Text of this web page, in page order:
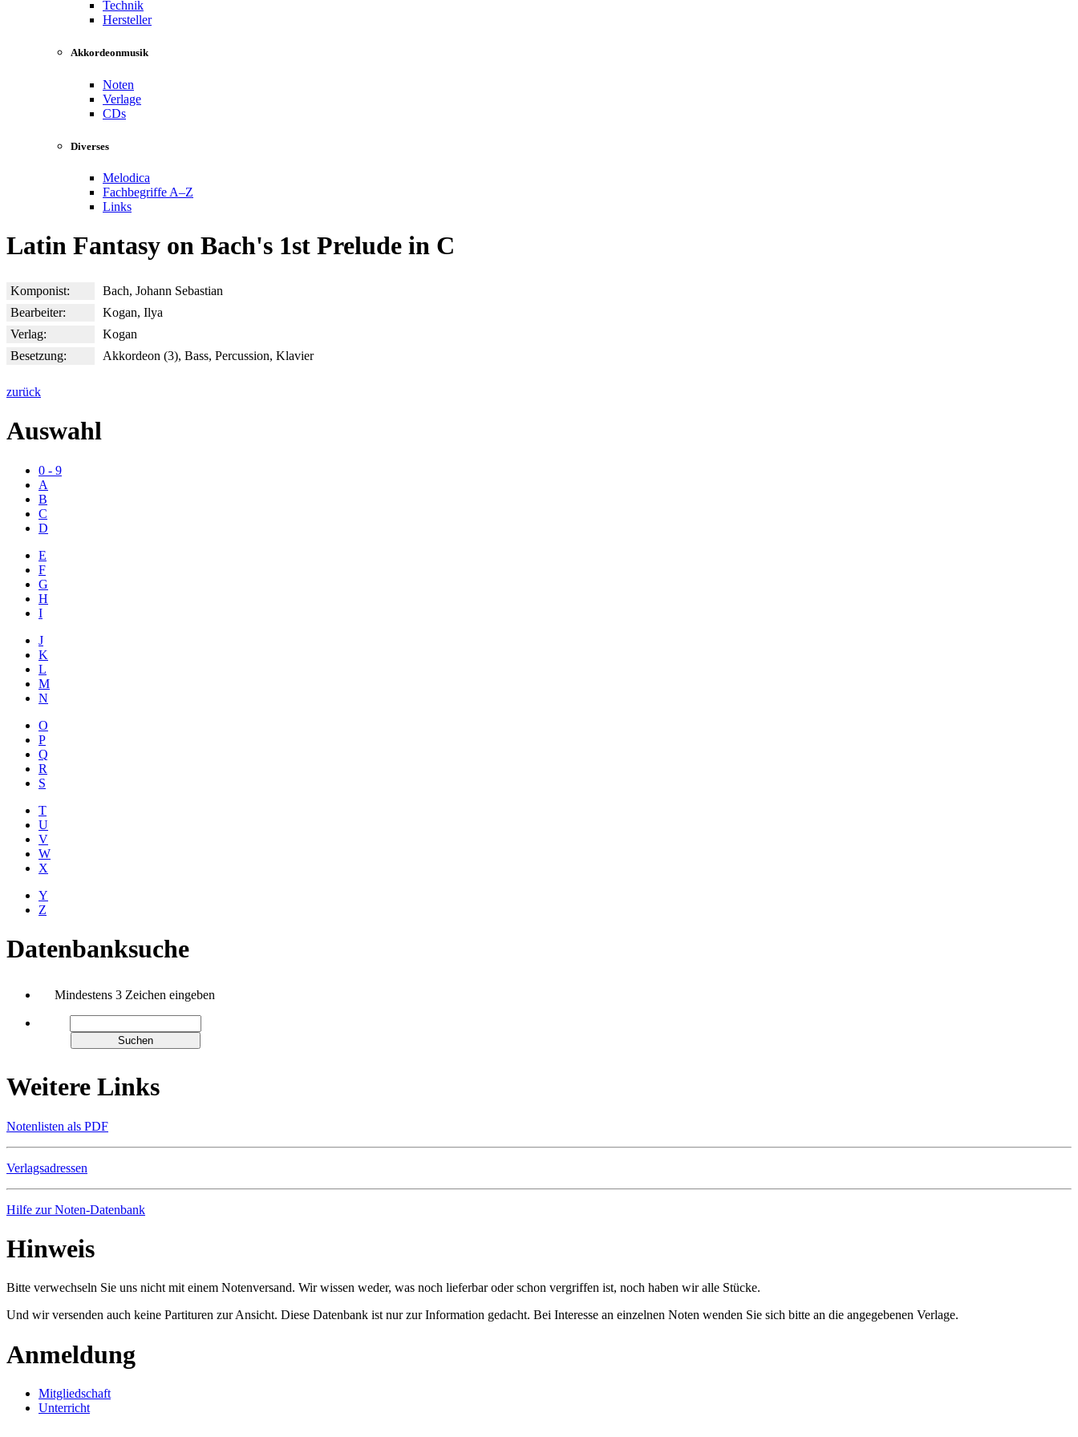
Technik
Hersteller
Akkordeonmusik
Noten
Verlage
CDs
Diverses
Melodica
Fachbegriffe A–Z
Links
Latin Fantasy on Bach's 1st Prelude in C
Komponist:
Bach, Johann Sebastian
Bearbeiter:
Kogan, Ilya
Verlag:
Kogan
Besetzung:
Akkordeon (3), Bass, Percussion, Klavier
zurück
Auswahl
0 - 9
A
B
C
D
E
F
G
H
I
J
K
L
M
N
O
P
Q
R
S
T
U
V
W
X
Y
Z
Datenbanksuche
Mindestens 3 Zeichen eingeben
Weitere Links
Notenlisten als PDF
Verlagsadressen
Hilfe zur Noten-Datenbank
Hinweis
Bitte verwechseln Sie uns nicht mit einem Notenversand. Wir wissen weder, was noch lieferbar oder schon vergriffen ist, noch haben wir alle Stücke.
Und wir versenden auch keine Partituren zur Ansicht. Diese Datenbank ist nur zur Information gedacht. Bei Interesse an einzelnen Noten wenden Sie sich bitte an die angegebenen Verlage.
Anmeldung
Mitgliedschaft
Unterricht